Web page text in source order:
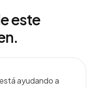
este
ayudando a